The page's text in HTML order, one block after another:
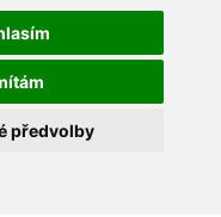
předvolby
1